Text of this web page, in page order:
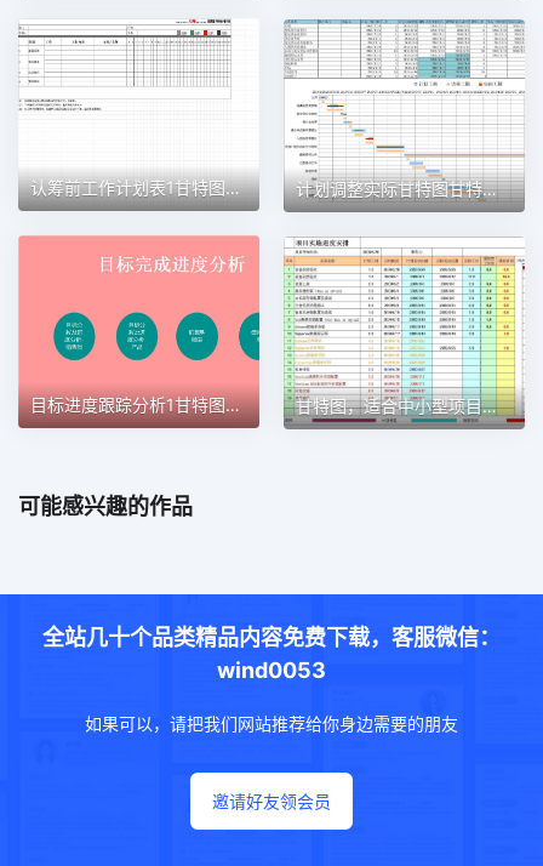
认筹前工作计划表1甘特图excel模板 计划调整实际甘特图甘特图excel模板
目标进度跟踪分析1甘特图excel模板 甘特图，适合中小型项目管理使用甘特图excel模板
可能感兴趣的作品
全站几十个品类精品内容免费下载，客服微信：
wind0053
如果可以，请把我们网站推荐给你身边需要的朋友
邀请好友领会员